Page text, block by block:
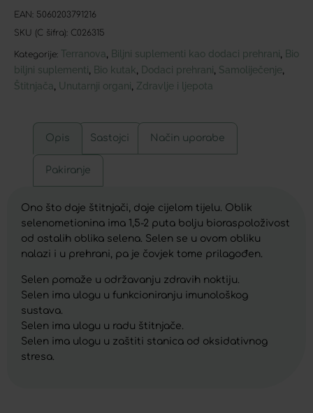
EAN: 5060203791216
SKU (C šifra): C026315
Kategorije: Terranova Biljni suplementi kao dodaci prehrani Bio
biljni suplementi Bio kutak Dodaci prehrani Samoliječenje
Štitnjača Unutarnji organi Zdravlje i ljepota
Opis Sastojci Način uporabe
Pakiranje
Ono što daje štitnjači, daje cijelom tijelu. Oblik
selenometionina ima 1,5-2 puta bolju bioraspoloživost
od ostalih oblika selena. Selen se u ovom obliku
nalazi i u prehrani, pa je čovjek tome prilagođen.
Selen pomaže u održavanju zdravih noktiju.
Selen ima ulogu u funkcioniranju imunološkog
sustava.
Selen ima ulogu u radu štitnjače.
Selen ima ulogu u zaštiti stanica od oksidativnog
stresa.